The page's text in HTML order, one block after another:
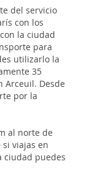
del servicio
con los
la ciudad
para
utilizarlo la
35
Arceuil. Desde
por la
al norte de
si viajas en
ciudad puedes